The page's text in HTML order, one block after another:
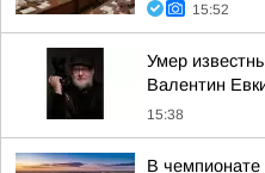
15:52
Умер
Валентин
15:38
В чемпионате